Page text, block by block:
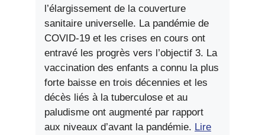
l’élargissement de la couverture
sanitaire universelle. La pandémie de
COVID-19 et les crises en cours ont
entravé les progrès vers l’objectif 3. La
vaccination des enfants a connu la plus
forte baisse en trois décennies et les
décès liés à la tuberculose et au
paludisme ont augmenté par rapport
aux niveaux d’avant la pandémie. Lire